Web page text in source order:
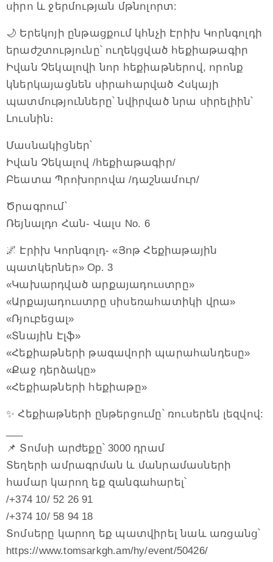
սիրո և ջերմության մթնոլորտ:
🌙 Երեկոյի ընթացքում կհնչի Էրիխ Կորնգոլդի
երաժշտությունը՝ ուղեկցված հեքիաթագիր
Իվան Չեկալովի նոր հեքիաթներով, որոնք
կներկայացնեն սիրահարված Հսկայի
պատմությունները՝ նվիրված նրա սիրելիին՝
Լուսնին։
Մասնակիցներ՝
Իվան Չեկալով /հեքիաթագիր/
Բեատա Պրոխորովա /դաշնամուր/
Ծրագրում՝
Ռեյնալդո Հան- Վալս No. 6
🌌 Էրիխ Կորնգոլդ- «Յոթ Հեքիաթային
պատկերներ» Op. 3
«Կախարդված արքայադուստրը»
«Արքայադուստրը սիսեռահատիկի վրա»
«Ռյուբեցալ»
«Տնային Էլֆ»
«Հեքիաթների թագավորի պարահանդեսը»
«Քաջ դերձակը»
«Հեքիաթների հեքիաթը»
✨ Հեքիաթների ընթերցումը՝ ռուսերեն լեզվով:
📌 Տոմսի արժեքը՝ 3000 դրամ
Տեղերի ամրագրման և մանրամասների
համար կարող եք զանգահարել՝
/+374 10/ 52 26 91
/+374 10/ 58 94 18
Տոմսերը կարող եք պատվիրել նաև առցանց՝
https://www.tomsarkgh.am/hy/event/50426/